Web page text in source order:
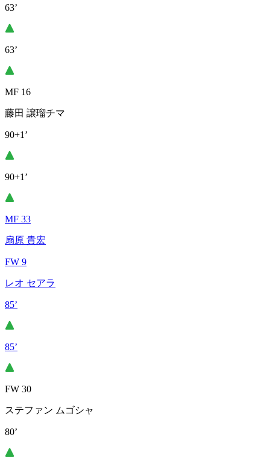
63’
63’
MF 16
藤田 譲瑠チマ
90+1’
90+1’
MF 33
扇原 貴宏
FW 9
レオ セアラ
85’
85’
FW 30
ステファン ムゴシャ
80’